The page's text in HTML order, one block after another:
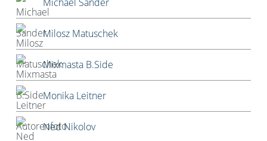
Milosz Matuschek
Mixmasta B.Side
Monika Leitner
Ned Nikolov